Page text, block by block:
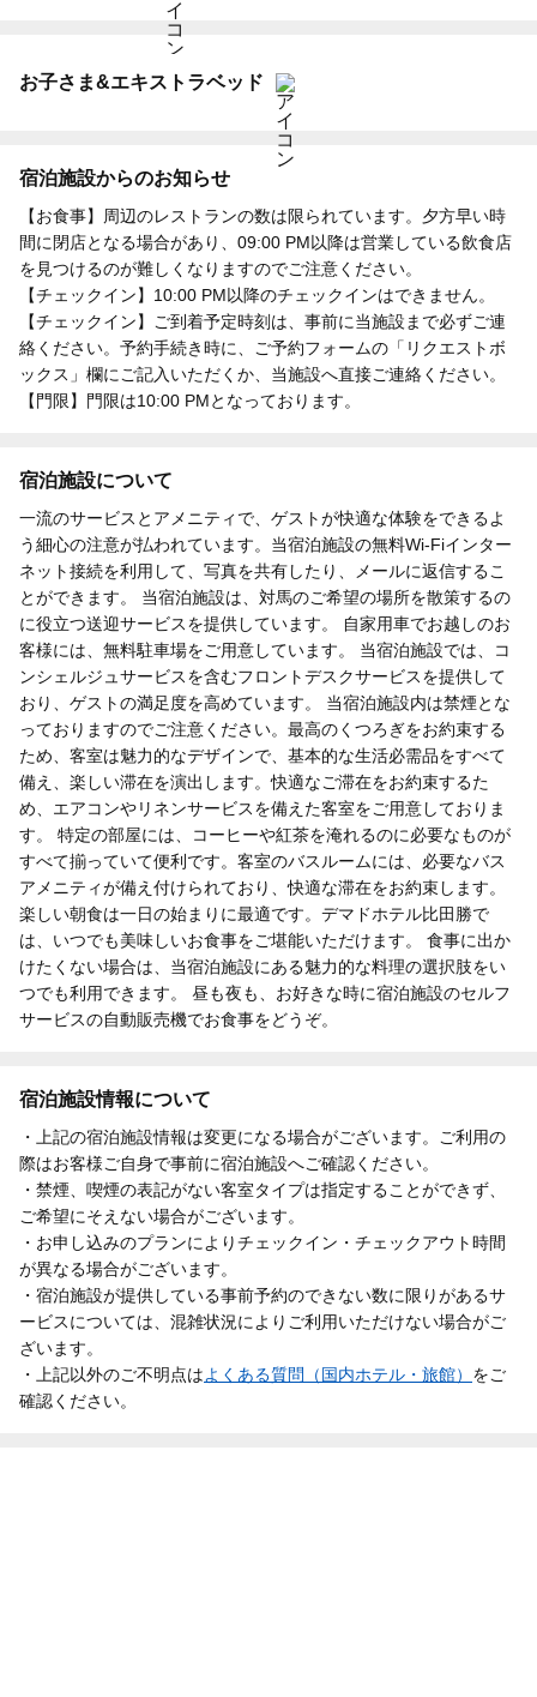
お子さま&エキストラベッド
宿泊施設からのお知らせ
【お食事】周辺のレストランの数は限られています。夕方早い時
間に閉店となる場合があり、09:00 PM以降は営業している飲食店
を見つけるのが難しくなりますのでご注意ください。
【チェックイン】10:00 PM以降のチェックインはできません。
【チェックイン】ご到着予定時刻は、事前に当施設まで必ずご連
絡ください。予約手続き時に、ご予約フォームの「リクエストボ
ックス」欄にご記入いただくか、当施設へ直接ご連絡ください。
【門限】門限は10:00 PMとなっております。
宿泊施設について
一流のサービスとアメニティで、ゲストが快適な体験をできるよ
う細心の注意が払われています。当宿泊施設の無料Wi-Fiインター
ネット接続を利用して、写真を共有したり、メールに返信するこ
とができます。 当宿泊施設は、対馬のご希望の場所を散策するの
に役立つ送迎サービスを提供しています。 自家用車でお越しのお
客様には、無料駐車場をご用意しています。 当宿泊施設では、コ
ンシェルジュサービスを含むフロントデスクサービスを提供して
おり、ゲストの満足度を高めています。 当宿泊施設内は禁煙とな
っておりますのでご注意ください。最高のくつろぎをお約束する
ため、客室は魅力的なデザインで、基本的な生活必需品をすべて
備え、楽しい滞在を演出します。快適なご滞在をお約束するた
め、エアコンやリネンサービスを備えた客室をご用意しておりま
す。 特定の部屋には、コーヒーや紅茶を淹れるのに必要なものが
すべて揃っていて便利です。客室のバスルームには、必要なバス
アメニティが備え付けられており、快適な滞在をお約束します。
楽しい朝食は一日の始まりに最適です。デマドホテル比田勝で
は、いつでも美味しいお食事をご堪能いただけます。 食事に出か
けたくない場合は、当宿泊施設にある魅力的な料理の選択肢をい
つでも利用できます。 昼も夜も、お好きな時に宿泊施設のセルフ
サービスの自動販売機でお食事をどうぞ。
宿泊施設情報について
・上記の宿泊施設情報は変更になる場合がございます。ご利用の
際はお客様ご自身で事前に宿泊施設へご確認ください。
・禁煙、喫煙の表記がない客室タイプは指定することができず、
ご希望にそえない場合がございます。
・お申し込みのプランによりチェックイン・チェックアウト時間
が異なる場合がございます。
・宿泊施設が提供している事前予約のできない数に限りがあるサ
ービスについては、混雑状況によりご利用いただけない場合がご
ざいます。
・上記以外のご不明点はよくある質問（国内ホテル・旅館） をご
確認ください。